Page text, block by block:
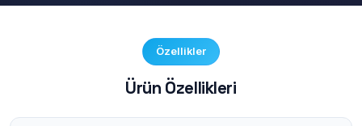
Özellikler
Ürün Özellikleri